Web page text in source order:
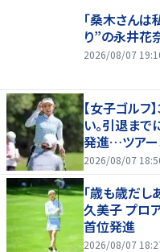
「桑木さんは
り”の永井花
2026/08/07
【女子ゴルフ
い。引退まで
発進…ツアー
2026/08/07
「歳も歳だし
久美子 プロ
首位発進
2026/08/07